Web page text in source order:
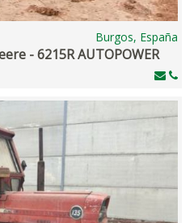
Burgos, España
- 6215R AUTOPOWER